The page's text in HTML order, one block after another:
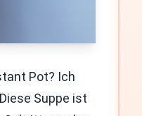
Pot? Ich
Suppe ist